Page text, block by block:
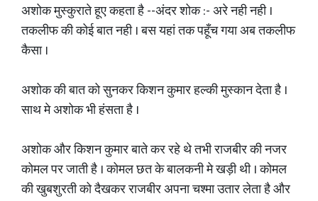
अशोक मुस्कुराते हूए कहता है --अंदर शोक :- अरे नही नही ।
तकलीफ की कोई बात नही । बस यहां तक पहूँच गया अब तकलीफ
कैसा ।
अशोक की बात को सुनकर किशन कुमार हल्की मुस्कान देता है ।
साथ मे अशोक भी हंसता है ।
अशोक और किशन कुमार बाते कर रहे थे तभी राजबीर की नजर
कोमल पर जाती है । कोमल छत के बालकनी मे खड़ी थी । कोमल
की खुबशुरती को दैखकर राजबीर अपना चश्मा उतार लेता है और